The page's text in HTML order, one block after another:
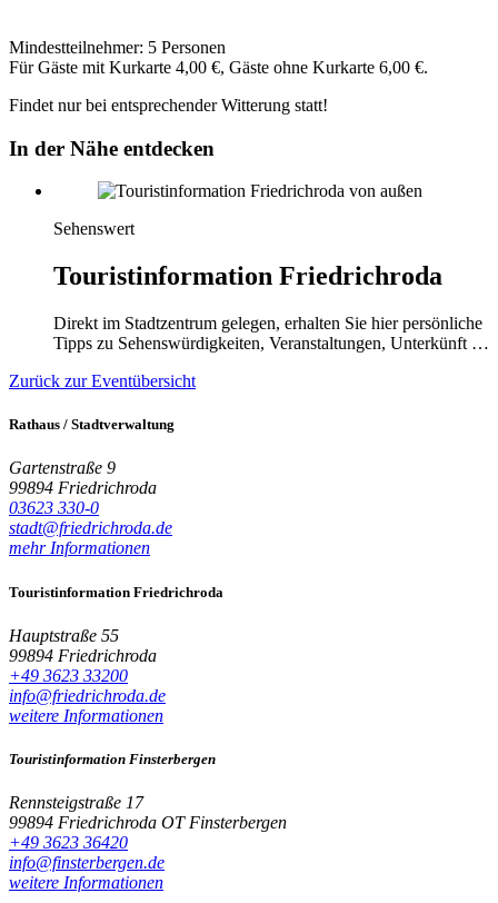
Mindestteilnehmer: 5 Personen
Für Gäste mit Kurkarte 4,00 €, Gäste ohne Kurkarte 6,00 €.
Findet nur bei entsprechender Witterung statt!
In der Nähe entdecken
Sehenswert
Touristinformation Friedrichroda
Direkt im Stadtzentrum gelegen, erhalten Sie hier persönliche
Tipps zu Sehenswürdigkeiten, Veranstaltungen, Unterkünft …
Zurück zur Eventübersicht
Rathaus / Stadtverwaltung
Gartenstraße 9
99894 Friedrichroda
03623 330-0
stadt@friedrichroda.de
mehr Informationen
Touristinformation Friedrichroda
Hauptstraße 55
99894 Friedrichroda
+49 3623 33200
info@friedrichroda.de
weitere Informationen
Touristinformation Finsterbergen
Rennsteigstraße 17
99894 Friedrichroda OT Finsterbergen
+49 3623 36420
info@finsterbergen.de
weitere Informationen